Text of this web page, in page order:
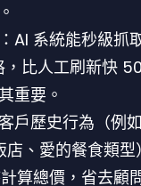
AI 系統能秒級抓
，比人工刷新快
重要。
戶歷史行為（例
、愛的餐食類型
算總價，省去顧